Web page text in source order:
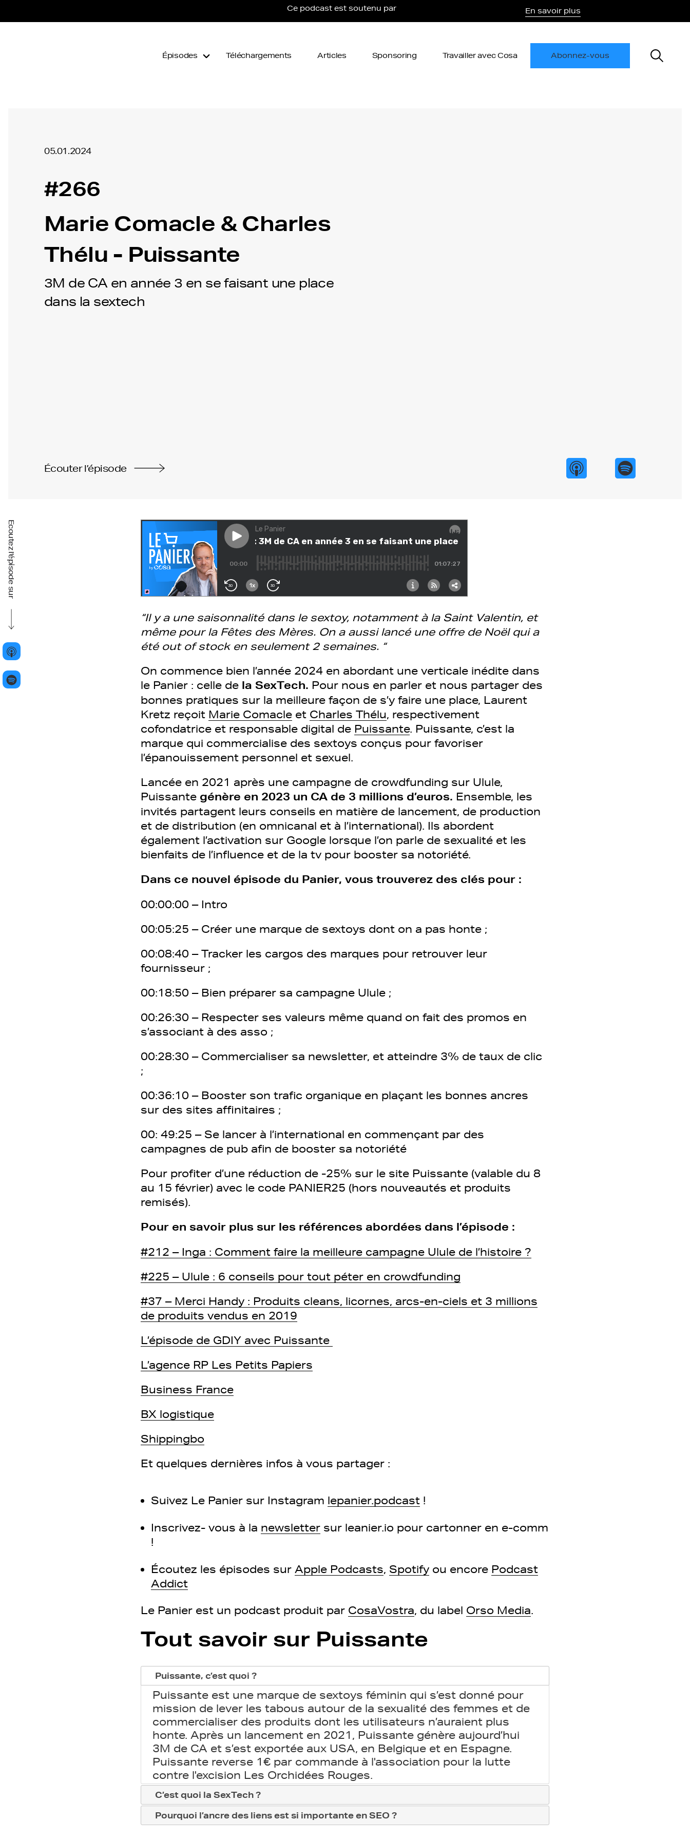
Ce podcast est soutenu par En savoir plus
Épisodes Téléchargements Articles Sponsoring Travailler avec Cosa Abonnez-vous
05.01.2024
#266
Marie Comacle & Charles
Thélu - Puissante
3M de CA en année 3 en se faisant une place
dans la sextech
Écouter l’épisode
Ecoutez l'épisode sur
“Il y a une saisonnalité dans le sextoy, notamment à la Saint Valentin, et
même pour la Fêtes des Mères. On a aussi lancé une offre de Noël qui a
été out of stock en seulement 2 semaines. “
On commence bien l’année 2024 en abordant une verticale inédite dans
le Panier : celle de la SexTech. Pour nous en parler et nous partager des
bonnes pratiques sur la meilleure façon de s’y faire une place, Laurent
Kretz reçoit Marie Comacle et Charles Thélu, respectivement
cofondatrice et responsable digital de Puissante. Puissante, c’est la
marque qui commercialise des sextoys conçus pour favoriser
l’épanouissement personnel et sexuel.
Lancée en 2021 après une campagne de crowdfunding sur Ulule,
Puissante génère en 2023 un CA de 3 millions d’euros. Ensemble, les
invités partagent leurs conseils en matière de lancement, de production
et de distribution (en omnicanal et à l’international). Ils abordent
également l’activation sur Google lorsque l’on parle de sexualité et les
bienfaits de l’influence et de la tv pour booster sa notoriété.
Dans ce nouvel épisode du Panier, vous trouverez des clés pour :
00:00:00 – Intro
00:05:25 – Créer une marque de sextoys dont on a pas honte ;
00:08:40 – Tracker les cargos des marques pour retrouver leur
fournisseur ;
00:18:50 – Bien préparer sa campagne Ulule ;
00:26:30 – Respecter ses valeurs même quand on fait des promos en
s’associant à des asso ;
00:28:30 – Commercialiser sa newsletter, et atteindre 3% de taux de clic
;
00:36:10 – Booster son trafic organique en plaçant les bonnes ancres
sur des sites affinitaires ;
00: 49:25 – Se lancer à l’international en commençant par des
campagnes de pub afin de booster sa notoriété
Pour profiter d’une réduction de -25% sur le site Puissante (valable du 8
au 15 février) avec le code PANIER25 (hors nouveautés et produits
remisés).
Pour en savoir plus sur les références abordées dans l’épisode :
#212 – Inga : Comment faire la meilleure campagne Ulule de l’histoire ?
#225 – Ulule : 6 conseils pour tout péter en crowdfunding
#37 – Merci Handy : Produits cleans, licornes, arcs-en-ciels et 3 millions
de produits vendus en 2019
L’épisode de GDIY avec Puissante
L’agence RP Les Petits Papiers
Business France
BX logistique
Shippingbo
Et quelques dernières infos à vous partager :
Suivez Le Panier sur Instagram lepanier.podcast !
Inscrivez- vous à la newsletter sur leanier.io pour cartonner en e-comm
!
Écoutez les épisodes sur Apple Podcasts, Spotify ou encore Podcast
Addict
Le Panier est un podcast produit par CosaVostra, du label Orso Media.
Tout savoir sur Puissante
Puissante, c’est quoi ?
Puissante est une marque de sextoys féminin qui s’est donné pour
mission de lever les tabous autour de la sexualité des femmes et de
commercialiser des produits dont les utilisateurs n’auraient plus
honte. Après un lancement en 2021, Puissante génère aujourd’hui
3M de CA et s’est exportée aux USA, en Belgique et en Espagne.
Puissante reverse 1€ par commande à l'association pour la lutte
contre l'excision Les Orchidées Rouges.
C’est quoi la SexTech ?
Pourquoi l’ancre des liens est si importante en SEO ?